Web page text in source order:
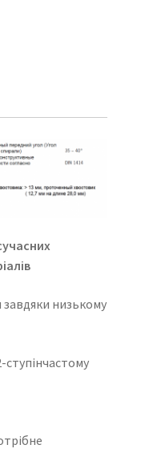
завдяки низькому
ступінчастому